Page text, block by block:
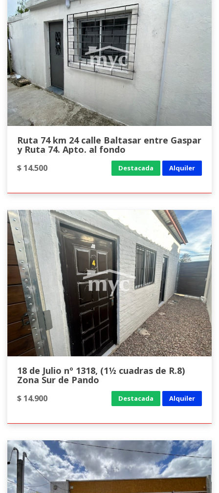
Ruta 74 km 24 calle Baltasar entre Gaspar
y Ruta 74. Apto. al fondo
$ 14.500 Destacada Alquiler
18 de Julio nº 1318, (1½ cuadras de R.8)
Zona Sur de Pando
$ 14.900 Destacada Alquiler